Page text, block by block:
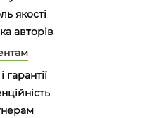
якості
авторів
гарантії